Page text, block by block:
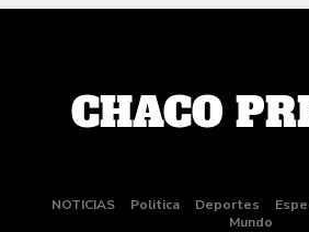
NOTICIAS Politica Deportes
Mundo